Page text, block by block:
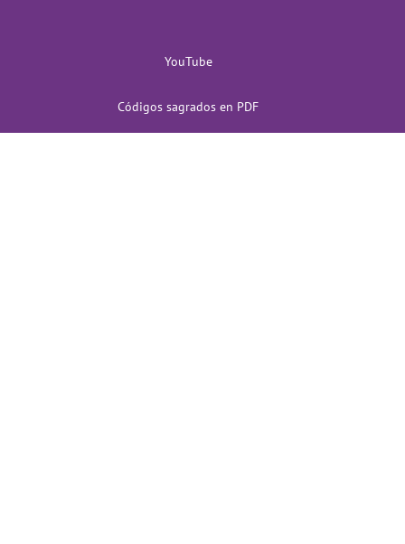
YouTube
Códigos sagrados en PDF